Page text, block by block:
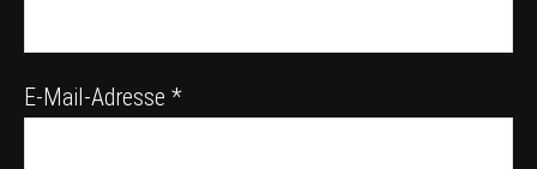
E-Mail-Adresse *